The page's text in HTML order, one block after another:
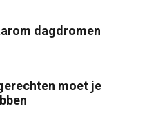
dagdromen
moet je